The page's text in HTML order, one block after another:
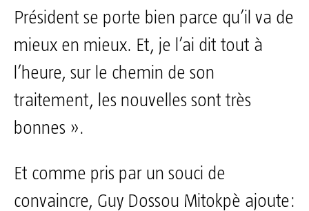
Président se porte bien parce qu’il va de
mieux en mieux. Et, je l’ai dit tout à
l’heure, sur le chemin de son
traitement, les nouvelles sont très
bonnes ».
Et comme pris par un souci de
convaincre, Guy Dossou Mitokpè ajoute: